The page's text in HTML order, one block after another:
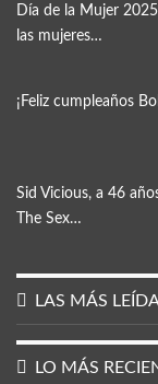
Día de la Mujer
las mujeres…
¡Feliz cumpleaños
Sid Vicious, a 46
The Sex…
LAS MÁS
LO MÁS